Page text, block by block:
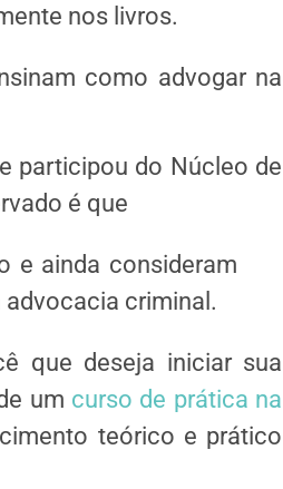
nos livros.
como advogar na
participou do Núcleo de
é que
e ainda consideram
advocacia criminal.
que deseja iniciar sua
um curso de prática na
teórico e prático